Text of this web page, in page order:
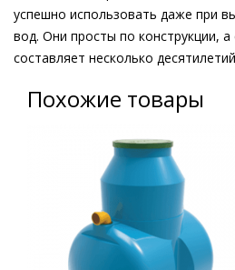
успешно использовать даже при
вод. Они просты по конструкции, а
составляет несколько
Похожие товары